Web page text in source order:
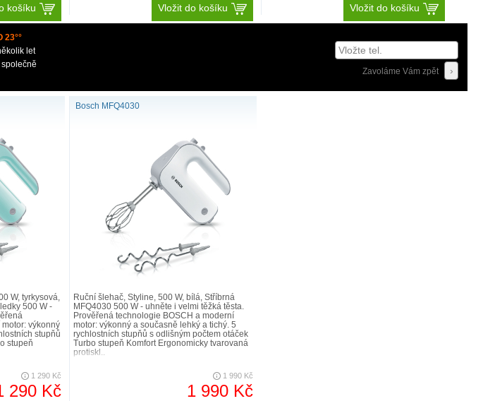
košíku Vložit do košíku Vložit do košíku
23°°
let
Zavoláme Vám zpět
W, tyrkysová,
500 W -
výkonný
stupňů
stupeň
1 290 Kč
290 Kč
Bosch MFQ4030
Ruční šlehač, Styline, 500 W, bílá, Stříbrná
MFQ4030 500 W - uhněte i velmi těžká těsta.
Prověřená technologie BOSCH a moderní
motor: výkonný a současně lehký a tichý. 5
rychlostních stupňů s odlišným počtem otáček
Turbo stupeň Komfort Ergonomicky tvarovaná
protiskl..
1 990 Kč
1 990 Kč